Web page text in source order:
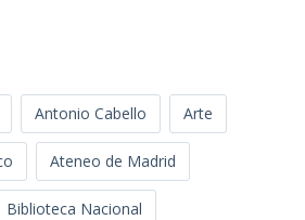
Antonio Cabello Arte
Ateneo de Madrid
Biblioteca Nacional